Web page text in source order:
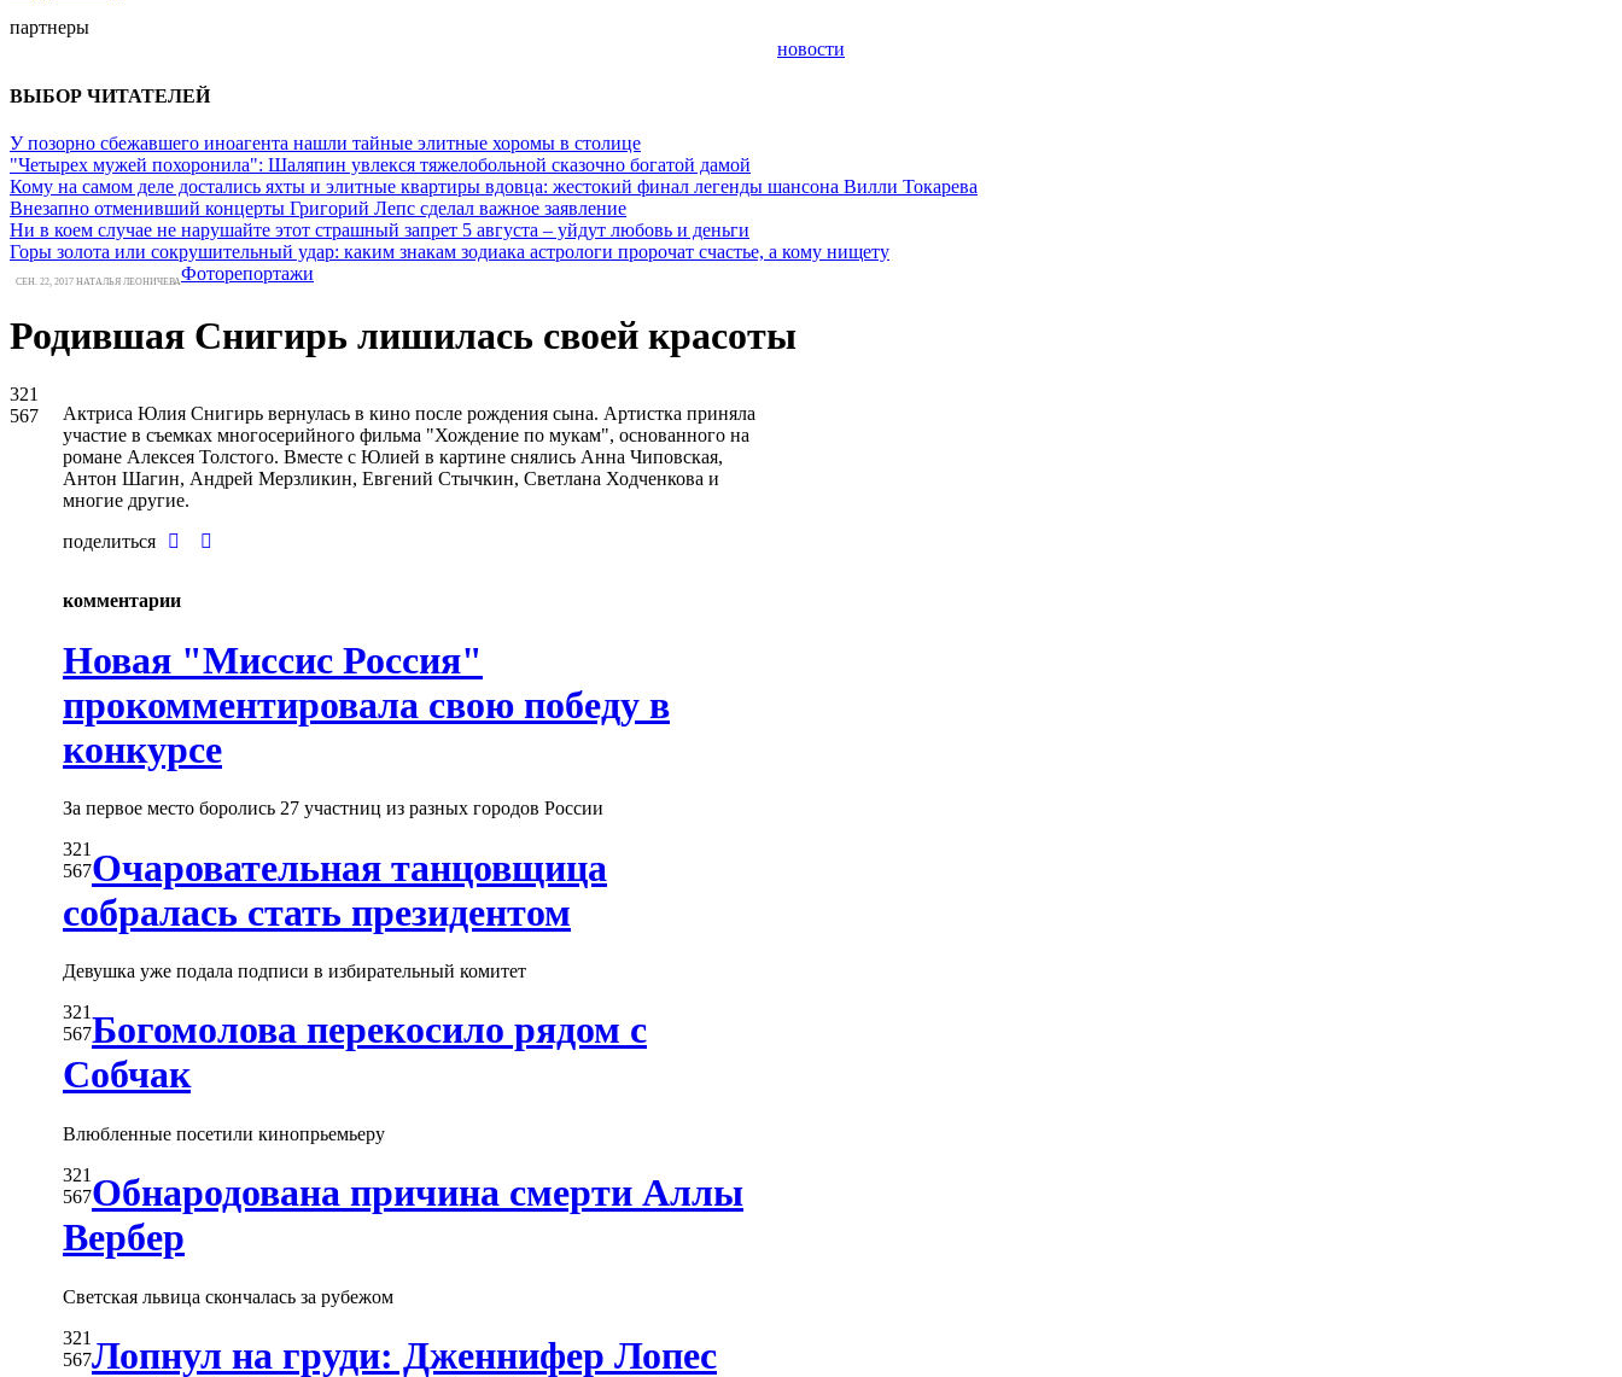
партнеры
новости
ВЫБОР ЧИТАТЕЛЕЙ
У позорно сбежавшего иноагента нашли тайные элитные хоромы в столице
"Четырех мужей похоронила": Шаляпин увлекся тяжелобольной сказочно богатой дамой
Кому на самом деле достались яхты и элитные квартиры вдовца: жестокий финал легенды шансона Вилли Токарева
Внезапно отменивший концерты Григорий Лепс сделал важное заявление
Ни в коем случае не нарушайте этот страшный запрет 5 августа – уйдут любовь и деньги
Горы золота или сокрушительный удар: каким знакам зодиака астрологи пророчат счастье, а кому нищету
Фоторепортажи
СЕН. 22, 2017 НАТАЛЬЯ ЛЕОНИЧЕВА
Родившая Снигирь лишилась своей красоты
321
567
Актриса Юлия Снигирь вернулась в кино после рождения сына. Артистка приняла
участие в съемках многосерийного фильма "Хождение по мукам", основанного на
романе Алексея Толстого. Вместе с Юлией в картине снялись Анна Чиповская,
Антон Шагин, Андрей Мерзликин, Евгений Стычкин, Светлана Ходченкова и
многие другие.
поделиться
комментарии
Новая "Миссис Россия"
прокомментировала свою победу в
конкурсе
За первое место боролись 27 участниц из разных городов России
321
567Очаровательная танцовщица
собралась стать президентом
Девушка уже подала подписи в избирательный комитет
321
567Богомолова перекосило рядом с
Собчак
Влюбленные посетили кинопрьемьеру
321
567Обнародована причина смерти Аллы
Вербер
Светская львица скончалась за рубежом
321
567Лопнул на груди: Дженнифер Лопес